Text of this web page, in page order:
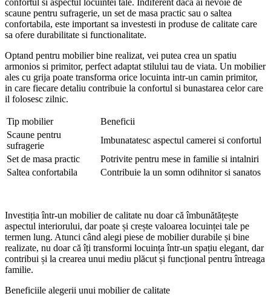
scaune pentru sufragerie, un set de masa practic sau o saltea
confortabila, este important sa investesti in produse de calitate care
sa ofere durabilitate si functionalitate.
Optand pentru mobilier bine realizat, vei putea crea un spatiu
armonios si primitor, perfect adaptat stilului tau de viata. Un mobilier
ales cu grija poate transforma orice locuinta intr-un camin primitor,
in care fiecare detaliu contribuie la confortul si bunastarea celor care
il folosesc zilnic.
Tip mobilier
Beneficii
Scaune pentru
sufragerie
Imbunatatesc aspectul camerei si confortul
Set de masa practic
Potrivite pentru mese in familie si intalniri
Saltea confortabila
Contribuie la un somn odihnitor si sanatos
Investiția într-un mobilier de calitate nu doar că îmbunătățește
aspectul interiorului, dar poate și crește valoarea locuinței tale pe
termen lung. Atunci când alegi piese de mobilier durabile și bine
realizate, nu doar că îți transformi locuința într-un spațiu elegant, dar
contribui și la crearea unui mediu plăcut și funcțional pentru întreaga
familie.
Beneficiile alegerii unui mobilier de calitate